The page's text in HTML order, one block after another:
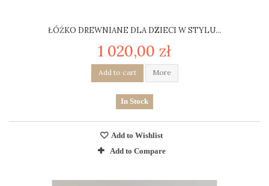
ŁÓŻKO DREWNIANE DLA DZIECI W STYLU...
1 020,00 zł
Add to cart More
In Stock
Add to Wishlist
Add to Compare